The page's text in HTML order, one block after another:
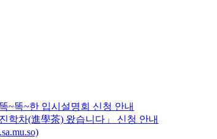
~똑~한 입시설명회 신청 안내
학차(進學茶) 왔습니다」 신청 안내